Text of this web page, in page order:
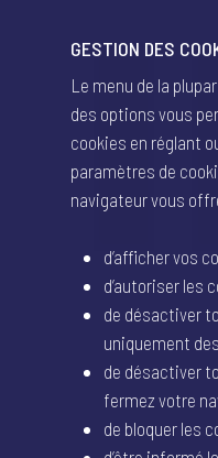
GESTION DES
Le menu de la
des options vous
cookies en réglant
paramètres de
navigateur vous
d’afficher vos
d’autoriser les
de désactiver
uniquement
de désactiver
fermez votre
de bloquer les